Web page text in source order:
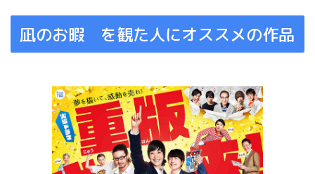
凪のお暇 を観た人にオススメの作品